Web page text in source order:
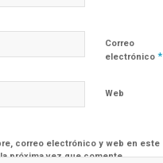
Correo
electrónico *
Web
correo electrónico y web en este
próxima vez que comente.